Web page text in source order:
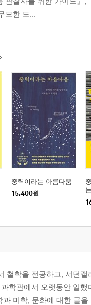
인 방법 / 분할
회 세일즈맨의 문제
탈척도 상관관계 -
합론
오류
의미 / 확률
략 / 계산
고? / 순회 세일즈맨의 문
/ 확률
갱이 대류
라에스의 역설
7,147가지 / 기하학, 위상
론
모한 도...
중력이라는 아름다움
15,400원
철학을 전공하고, 서던
학관에서 오랫동안 일
과 미학, 문화에 대한 글